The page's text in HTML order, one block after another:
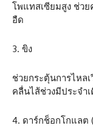
โพแทสเซียมสูง ช่ว
อืด
3. ขิง
ช่วยกระตุ้นการไหล
คลื่นไส้ช่วงมีประจำ
4. ดาร์กช็อกโกแลต